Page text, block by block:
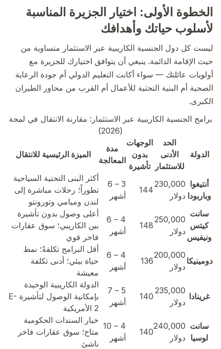
الخطوة الأولى: اختيار الجزيرة المناسبة
لأسلوب حياتك وأهدافك
ليست كل دول الجنسية الكاريبية عبر الاستثمار متساوية من
حيث الإقامة الدائمة. ينبغي أن يتوافق اختيارك للجزيرة مع
أولويات عائلتك — سواء أكانت التعليم الدولي أم جودة الرعاية
الصحية أم البنية التحتية للأعمال أم القرب من محاور الطيران
الكبرى.
برامج الجنسية الكاريبية عبر الاستثمار: مقارنة الانتقال في لمحة
(2026)
الدولة
الحد
الأدنى
للاستثمار
الوجهات
بدون
تأشيرة
مدة
المعالجة
الميزة الرئيسية للانتقال
أنتيغوا
وباربودا
230,000
دولار
144
3 – 6
أشهر
أكثر البنى التحتية السياحية
تطوراً؛ رحلات مباشرة إلى
لندن وميامي وتورونتو
سانت
كيتس
ونيفيس
250,000
دولار
148
4 – 6
أشهر
أعلى وصول بدون تأشيرة
بين الكاريبي؛ سوق عقارات
فاخر قوي
دومينيكا
200,000
دولار
136
4 – 6
أشهر
أقل البرامج تكلفةً؛ نمط
حياة بيئي؛ أدنى تكلفة
معيشة
غرينادا
235,000
دولار
140
5 – 7
أشهر
الدولة الكاريبية الوحيدة
بإمكانية الوصول لتأشيرة E-
2 الأمريكية
سانت
لوسيا
240,000
دولار
140
4 – 10
أشهر
خيار السندات الحكومية
متاح؛ سوق عقارات فاخر
ناشئ